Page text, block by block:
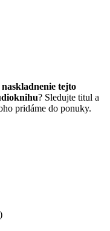
tejto
? Sledujte titul a
pridáme do ponuky.